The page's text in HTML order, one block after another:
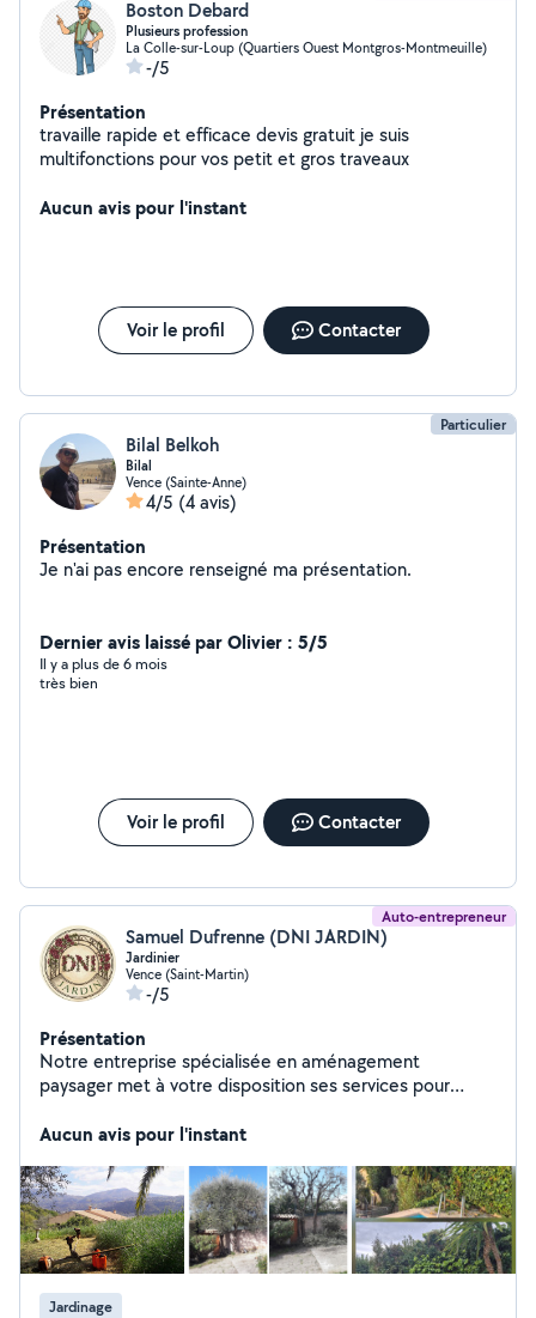
Boston Debard
Plusieurs profession
La Colle-sur-Loup (Quartiers Ouest Montgros-Montmeuille)
-/5
Présentation
travaille rapide et efficace devis gratuit je suis
multifonctions pour vos petit et gros traveaux
Aucun avis pour l'instant
Voir le profil Contacter
Particulier
Bilal Belkoh
Bilal
Vence (Sainte-Anne)
4/5 (4 avis)
Présentation
Je n'ai pas encore renseigné ma présentation.
Dernier avis laissé par Olivier : 5/5
Il y a plus de 6 mois
très bien
Voir le profil Contacter
Auto-entrepreneur
Samuel Dufrenne (DNI JARDIN)
Jardinier
Vence (Saint-Martin)
-/5
Présentation
Notre entreprise spécialisée en aménagement
paysager met à votre disposition ses services pour
réalisons des prestations de remise en état, de taille,
De plus, nous proposons des services de nettoyage des
sols intérieurs et extérieurs.
Aucun avis pour l'instant
Jardinage